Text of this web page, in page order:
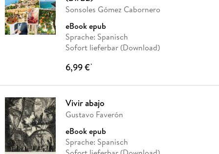
Sonsoles Gómez Cabornero
eBook epub
Sprache: Spanisch
Sofort lieferbar (Download)
6,99 €*
Vivir abajo
Gustavo Faverón
eBook epub
Sprache: Spanisch